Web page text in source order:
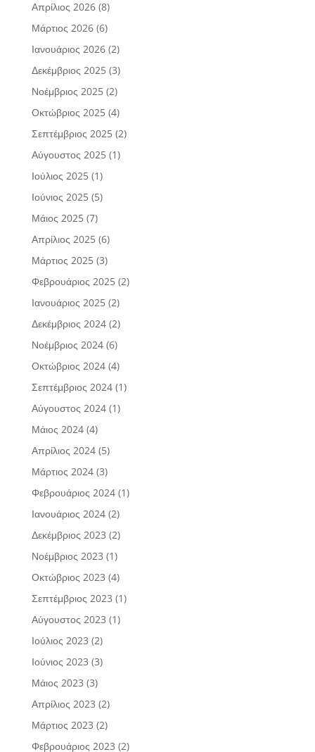
Απρίλιος 2026(8)
Μάρτιος 2026(6)
Ιανουάριος 2026(2)
Δεκέμβριος 2025(3)
Νοέμβριος 2025(2)
Οκτώβριος 2025(4)
Σεπτέμβριος 2025(2)
Αύγουστος 2025(1)
Ιούλιος 2025(1)
Ιούνιος 2025(5)
Μάιος 2025(7)
Απρίλιος 2025(6)
Μάρτιος 2025(3)
Φεβρουάριος 2025(2)
Ιανουάριος 2025(2)
Δεκέμβριος 2024(2)
Νοέμβριος 2024(6)
Οκτώβριος 2024(4)
Σεπτέμβριος 2024(1)
Αύγουστος 2024(1)
Μάιος 2024(4)
Απρίλιος 2024(5)
Μάρτιος 2024(3)
Φεβρουάριος 2024(1)
Ιανουάριος 2024(2)
Δεκέμβριος 2023 (2)
Νοέμβριος 2023 (1)
Οκτώβριος 2023 (4)
Σεπτέμβριος 2023 (1)
Αύγουστος 2023 (1)
Ιούλιος 2023 (2)
Ιούνιος 2023 (3)
Μάιος 2023 (3)
Απρίλιος 2023 (2)
Μάρτιος 2023 (2)
Φεβρουάριος 2023 (2)